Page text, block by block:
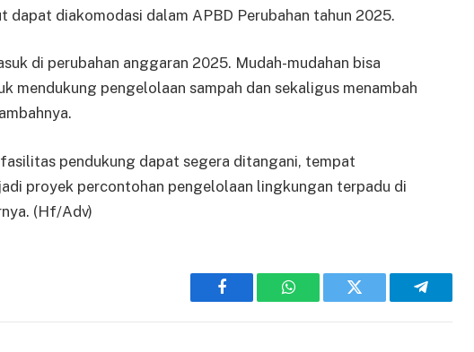
dapat diakomodasi dalam APBD Perubahan tahun 2025.
di perubahan anggaran 2025. Mudah-mudahan bisa
mendukung pengelolaan sampah dan sekaligus menambah
pendukung dapat segera ditangani, tempat
proyek percontohan pengelolaan lingkungan terpadu di
(Hf/Adv)
Facebook WhatsAppTwitter Telegram